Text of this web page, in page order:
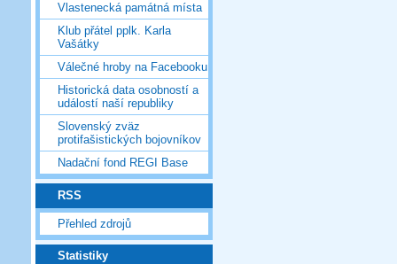
Vlastenecká památná místa
Klub přátel pplk. Karla
Vašátky
Válečné hroby na Facebooku
Historická data osobností a
událostí naší republiky
Slovenský zväz
protifašistických bojovníkov
Nadační fond REGI Base
RSS
Přehled zdrojů
Statistiky